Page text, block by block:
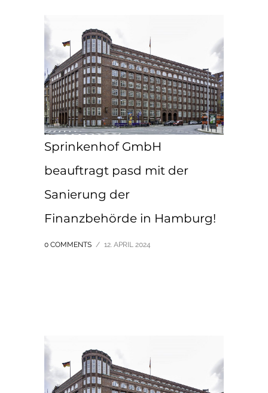
Sprinkenhof GmbH
beauftragt pasd mit der
Sanierung der
Finanzbehörde in Hamburg!
0 COMMENTS / 12. APRIL 2024